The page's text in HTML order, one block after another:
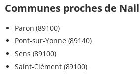
Communes proches de
Paron (89100)
Pont-sur-Yonne (89140)
Sens (89100)
Saint-Clément (89100)